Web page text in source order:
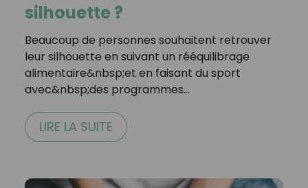
silhouette ?
Beaucoup de personnes souhaitent retrouver
leur silhouette en suivant un rééquilibrage
alimentaire&nbsp;et en faisant du sport
avec&nbsp;des programmes…
LIRE LA SUITE